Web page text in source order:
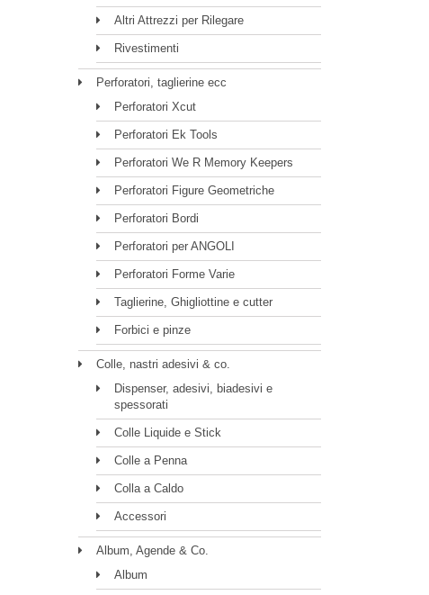
Altri Attrezzi per Rilegare
Rivestimenti
Perforatori, taglierine ecc
Perforatori Xcut
Perforatori Ek Tools
Perforatori We R Memory Keepers
Perforatori Figure Geometriche
Perforatori Bordi
Perforatori per ANGOLI
Perforatori Forme Varie
Taglierine, Ghigliottine e cutter
Forbici e pinze
Colle, nastri adesivi & co.
Dispenser, adesivi, biadesivi e
spessorati
Colle Liquide e Stick
Colle a Penna
Colla a Caldo
Accessori
Album, Agende & Co.
Album